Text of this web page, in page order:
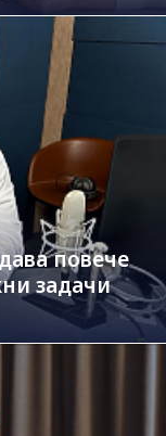
повече
задачи